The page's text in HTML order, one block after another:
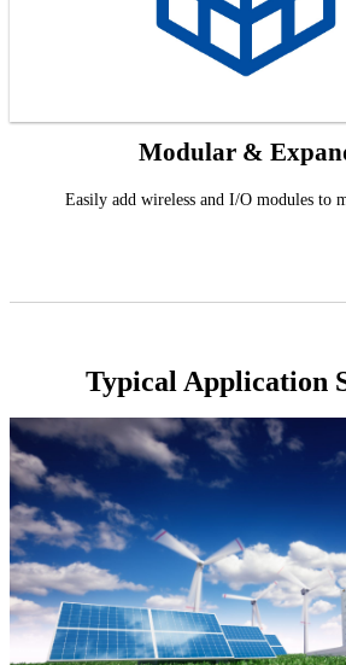
Modular &
Easily add wireless and I/O modules to
Typical Application